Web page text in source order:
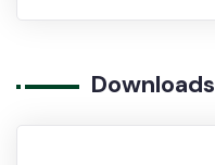
Downloads